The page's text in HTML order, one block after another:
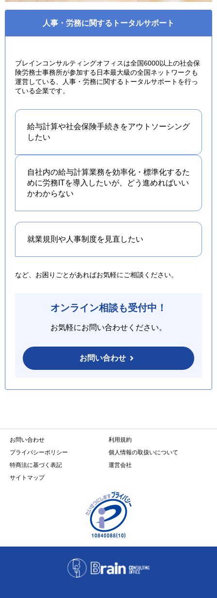
人事・労務に関するトータルサポート
ブレインコンサルティングオフィスは全国6000以上の社会保
険労務士事務所が参加する日本最大級の全国ネットワークも
運営している、人事・労務に関するトータルサポートを行っ
ている企業です。
給与計算や社会保険手続きをアウトソーシング
したい
自社内の給与計算業務を効率化・標準化するた
めに労務ITを導入したいが、どう進めればいい
かわからない
就業規則や人事制度を 見直したい
など、お困りごとがあればお気軽にご相談ください。
オンライン相談も受付中！
お気軽にお問い合わせください。
お問い合わせ
お問い合わせ
利用規約
プライバシーポリシー
個人情報の取扱いについて
特商法に基づく表記
運営会社
サイトマップ